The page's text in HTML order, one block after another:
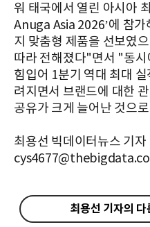
워 태국에서 열린 아시아
Anuga Asia 2026’에 참가
지 맞춤형 제품을 선보였
따라 전해졌다"면서 "동시
힘입어 1분기 역대 최대
려지면서 브랜드에 대한
공유가 크게 늘어난 것으
최용선 빅데이터뉴스 기자
최용선 기자의 다